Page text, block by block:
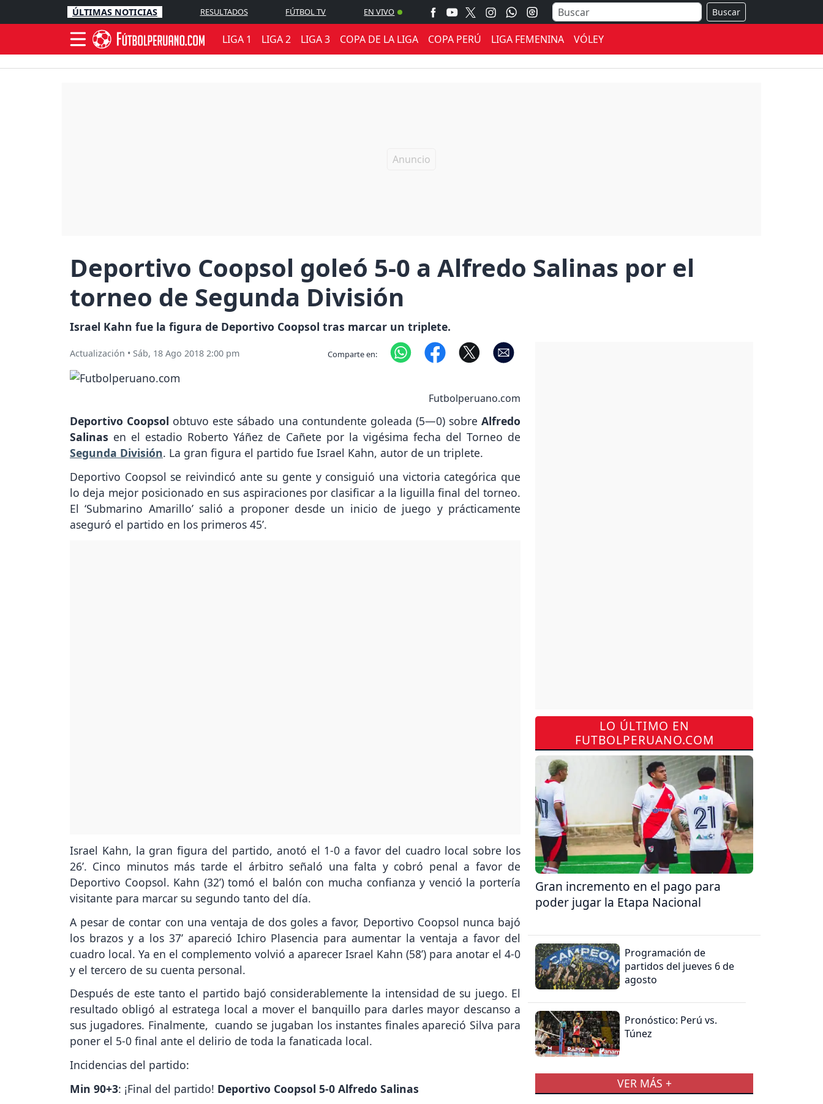
ÚLTIMAS NOTICIAS RESULTADOS FÚTBOL TV EN VIVO Buscar
LIGA 1 LIGA 2 LIGA 3 COPA DE LA LIGA COPA PERÚ LIGA FEMENINA VÓLEY
Deportivo Coopsol goleó 5-0 a Alfredo Salinas por el
torneo de Segunda División
Israel Kahn fue la figura de Deportivo Coopsol tras marcar un triplete.
Actualización • Sáb, 18 Ago 2018 2:00 pm Comparte en:
Futbolperuano.com
Deportivo Coopsol obtuvo este sábado una contundente goleada (5—0) sobreAlfredo
Salinas en el estadio Roberto Yáñez de Cañete por la vigésima fecha del Torneo de
Segunda División. La gran figura el partido fue Israel Kahn, autor de un triplete.
Deportivo Coopsol se reivindicó ante su gente y consiguió una victoria categórica que
lo deja mejor posicionado en sus aspiraciones por clasificar a la liguilla final del torneo.
El ‘Submarino Amarillo’ salió a proponer desde un inicio de juego y prácticamente
aseguró el partido en los primeros 45’.
Israel Kahn, la gran figura del partido, anotó el 1-0 a favor del cuadro local sobre los
26’. Cinco minutos más tarde el árbitro señaló una falta y cobró penal a favor de
Deportivo Coopsol. Kahn (32’) tomó el balón con mucha confianza y venció la portería
visitante para marcar su segundo tanto del día.
A pesar de contar con una ventaja de dos goles a favor, Deportivo Coopsol nunca bajó
los brazos y a los 37’ apareció Ichiro Plasencia para aumentar la ventaja a favor del
cuadro local. Ya en el complemento volvió a aparecer Israel Kahn (58’) para anotar el 4-0
y el tercero de su cuenta personal.
Después de este tanto el partido bajó considerablemente la intensidad de su juego. El
resultado obligó al estratega local a mover el banquillo para darles mayor descanso a
sus jugadores. Finalmente, cuando se jugaban los instantes finales apareció Silva para
poner el 5-0 final ante el delirio de toda la fanaticada local.
Incidencias del partido:
Min 90+3: ¡Final del partido! Deportivo Coopsol 5-0 Alfredo Salinas
LO ÚLTIMO EN
FUTBOLPERUANO.COM
Gran incremento en el pago para
poder jugar la Etapa Nacional
Programación de
partidos del jueves 6 de
agosto
Pronóstico: Perú vs.
Túnez
VER MÁS +